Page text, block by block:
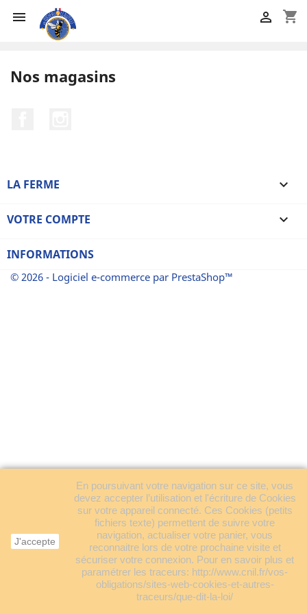
 shopping_cart

Nos magasins
LA FERME 
VOTRE COMPTE 
INFORMATIONS
J'accepte
En poursuivant votre navigation sur ce site, vous
devez accepter l’utilisation et l'écriture de Cookies
sur votre appareil connecté. Ces Cookies (petits
fichiers texte) permettent de suivre votre
navigation, actualiser votre panier, vous
reconnaitre lors de votre prochaine visite et
sécuriser votre connexion. Pour en savoir plus et
paramétrer les traceurs: http://www.cnil.fr/vos-
obligations/sites-web-cookies-et-autres-
traceurs/que-dit-la-loi/
© 2026 - Logiciel e-commerce par PrestaShop™